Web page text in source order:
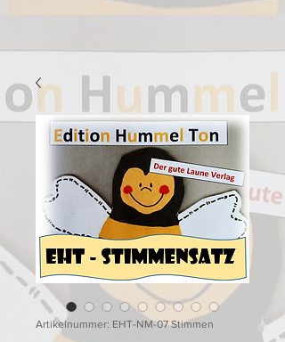
Artikelnummer: EHT-NM-07 Stimmen